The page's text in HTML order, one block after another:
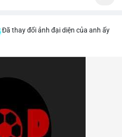
Đã thay đổi ảnh đại diện của anh ấy